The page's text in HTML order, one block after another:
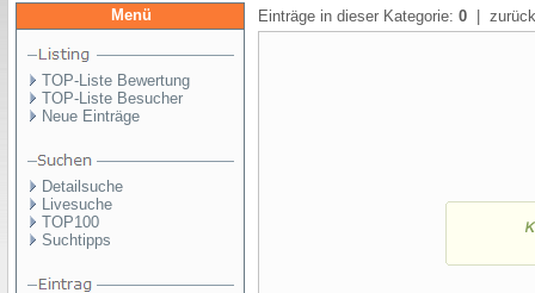
Menü
TOP-Liste Bewertung
TOP-Liste Besucher
Neue Einträge
Detailsuche
Livesuche
TOP100
Suchtipps
Einträge in dieser Kategorie: 0 |